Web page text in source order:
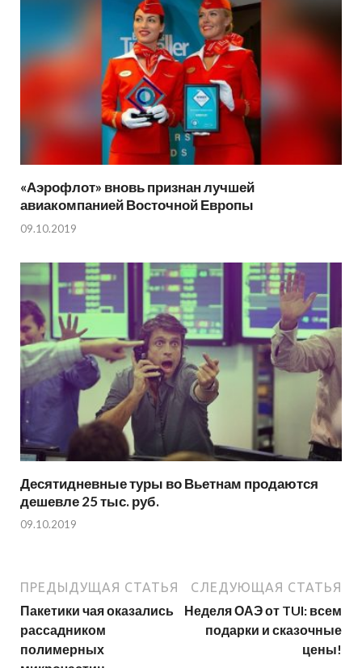
«Аэрофлот» вновь признан лучшей
авиакомпанией Восточной Европы
09.10.2019
Десятидневные туры во Вьетнам продаются
дешевле 25 тыс. руб.
09.10.2019
ПРЕДЫДУЩАЯ СТАТЬЯ
Пакетики чая оказались
рассадником
полимерных
СЛЕДУЮЩАЯ СТАТЬЯ
Неделя ОАЭ от TUI: всем
подарки и сказочные
цены!